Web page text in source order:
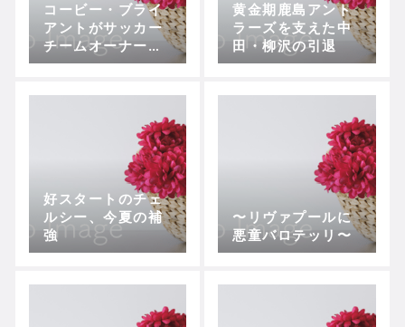
コービー・ブライ
アントがサッカー
チームオーナー
に？
黄金期鹿島アント
ラーズを支えた中
田・柳沢の引退
好スタートのチェ
ルシー、今夏の補
強
〜リヴァプールに
悪童バロテッリ〜